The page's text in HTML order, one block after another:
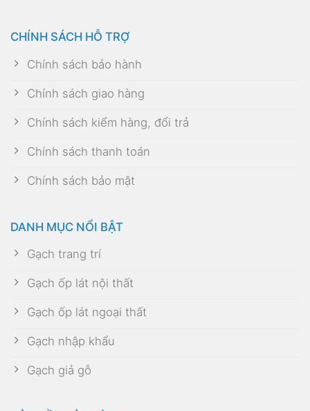
CHÍNH SÁCH HỖ TRỢ
Chính sách bảo hành
Chính sách giao hàng
Chính sách kiểm hàng, đổi trả
Chính sách thanh toán
Chính sách bảo mật
DANH MỤC NỔI BẬT
Gạch trang trí
Gạch ốp lát nội thất
Gạch ốp lát ngoại thất
Gạch nhập khẩu
Gạch giả gỗ